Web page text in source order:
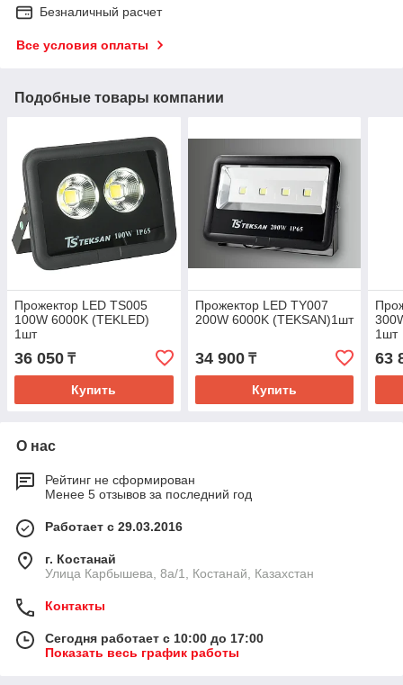
Безналичный расчет
Все условия оплаты
Подобные товары компании
Прожектор LED TS005
100W 6000K (TEKLED)
1шт
36 050 ₸
Купить
Прожектор LED TY007
200W 6000K (TEKSAN)1шт
34 900₸
Купить
1шт
63
О нас
Рейтинг не сформирован
Менее 5 отзывов за последний год
Работает с 29.03.2016
г. Костанай
Улица Карбышева, 8а/1, Костанай, Казахстан
Контакты
Сегодня работает с 10:00 до 17:00
Показать весь график работы